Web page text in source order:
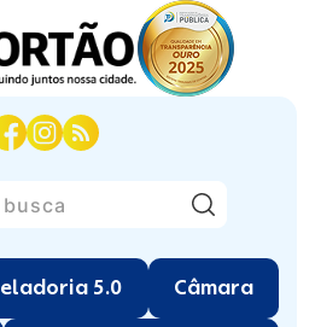
5.0 Câmara